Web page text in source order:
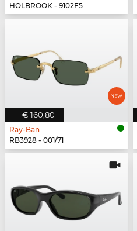
HOLBROOK - 9102F5
€ 160,80
Ray-Ban
RB3928 - 001/71